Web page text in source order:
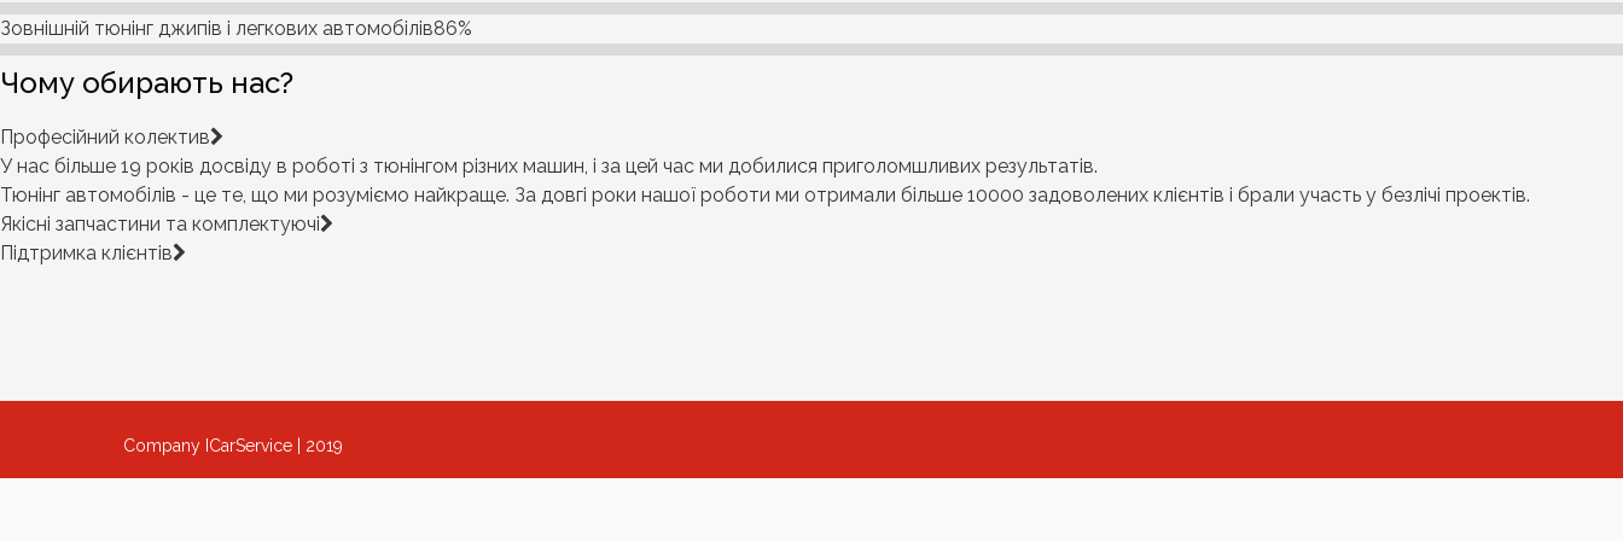
Зовнішній тюнінг джипів і легкових автомобілів86%
Чому обирають нас?
Професійний колектив
У нас більше 19 років досвіду в роботі з тюнінгом різних машин, і за цей час ми добилися приголомшливих результатів.
Тюнінг автомобілів - це те, що ми розуміємо найкраще. За довгі роки нашої роботи ми отримали більше 10000 задоволених клієнтів і брали участь у безлічі проектів.
Якісні запчастини та комплектуючі
Підтримка клієнтів
Company ICarService | 2019